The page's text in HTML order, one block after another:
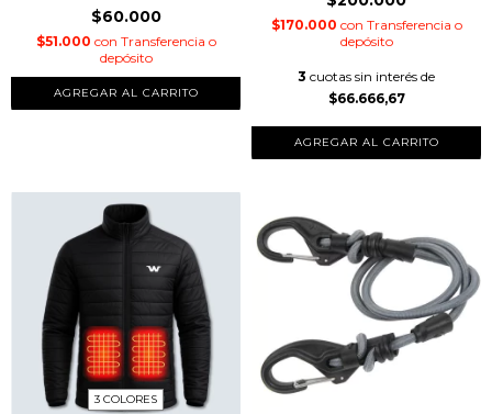
$60.000
$51.000 con Transferencia o
depósito
$170.000 con Transferencia o
depósito
3 cuotas sin interés de
$66.666,67
3 COLORES